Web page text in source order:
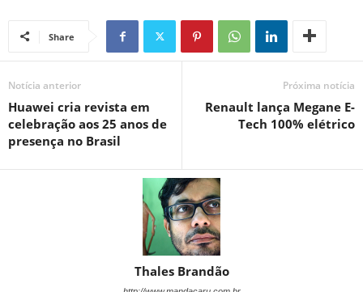
Share
Notícia anterior
Huawei cria revista em
celebração aos 25 anos de
presença no Brasil
Próxima notícia
Renault lança Megane E-
Tech 100% elétrico
Thales Brandão